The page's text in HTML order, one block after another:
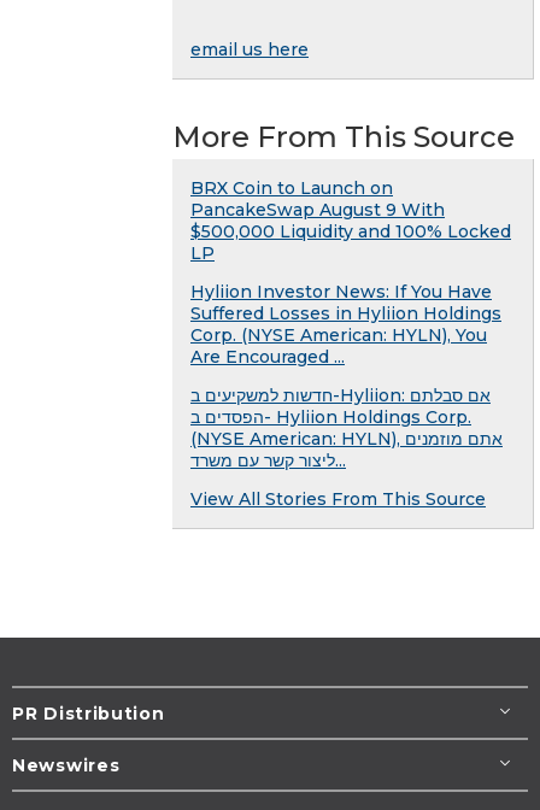
email us here
More From This Source
BRX Coin to Launch on
PancakeSwap August 9 With
$500,000 Liquidity and 100% Locked
LP
Hyliion Investor News: If You Have
Suffered Losses in Hyliion Holdings
Corp. (NYSE American: HYLN), You
Are Encouraged ...
חדשות למשקיעים ב-Hyliion: אם סבלתם
הפסדים ב- Hyliion Holdings Corp.
(NYSE American: HYLN), אתם מוזמנים
ליצור קשר עם משרד...
View All Stories From This Source
PR Distribution
Newswires